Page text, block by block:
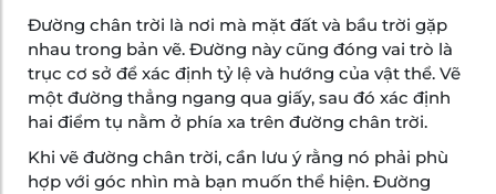
Đường chân trời là nơi mà mặt đất và bầu trời gặp
nhau trong bản vẽ. Đường này cũng đóng vai trò là
trục cơ sở để xác định tỷ lệ và hướng của vật thể. Vẽ
một đường thẳng ngang qua giấy, sau đó xác định
hai điểm tụ nằm ở phía xa trên đường chân trời.
Khi vẽ đường chân trời, cần lưu ý rằng nó phải phù
hợp với góc nhìn mà bạn muốn thể hiện. Đường